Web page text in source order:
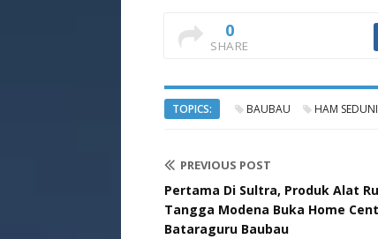
0
SHARE
TOPICS: BAUBAU HAM
PREVIOUS POST
Pertama Di Sultra, Produk Alat
Tangga Modena Buka Home
Bataraguru Baubau